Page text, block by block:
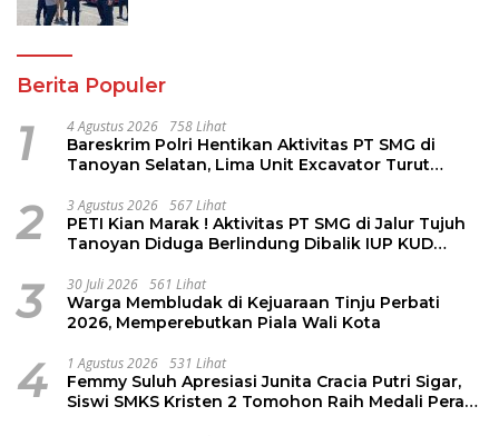
Berita Populer
1 4 Agustus 2026 758 Lihat
Bareskrim Polri Hentikan Aktivitas PT SMG di
Tanoyan Selatan, Lima Unit Excavator Turut
2 3 Agustus 2026 567 Lihat
PETI Kian Marak ! Aktivitas PT SMG di Jalur Tujuh
Tanoyan Diduga Berlindung Dibalik IUP KUD
3 30 Juli 2026 561 Lihat
Warga Membludak di Kejuaraan Tinju Perbati
2026, Memperebutkan Piala Wali Kota
4 1 Agustus 2026 531 Lihat
Femmy Suluh Apresiasi Junita Cracia Putri Sigar,
Siswi SMKS Kristen 2 Tomohon Raih Medali Perak